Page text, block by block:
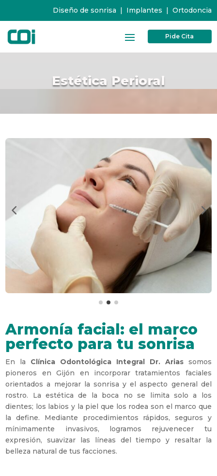
Diseño de sonrisa | Implantes | Ortodoncia
Pide Cita
Estética Perioral
Armonía facial: el marco
perfecto para tu sonrisa
En la Clínica Odontológica Integral Dr. Ariassomos
pioneros en Gijón en incorporar tratamientos faciales
orientados a mejorar la sonrisa y el aspecto general del
rostro. La estética de la boca no se limita solo a los
dientes; los labios y la piel que los rodea son el marco que
la define. Mediante procedimientos rápidos, seguros y
mínimamente invasivos, logramos rejuvenecer tu
expresión, suavizar las líneas del tiempo y resaltar la
belleza natural de tus facciones.